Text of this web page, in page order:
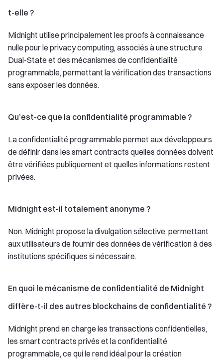
t-elle ?
Midnight utilise principalement les proofs à connaissance
nulle pour le privacy computing, associés à une structure
Dual-State et des mécanismes de confidentialité
programmable, permettant la vérification des transactions
sans exposer les données.
Qu’est-ce que la confidentialité programmable ?
La confidentialité programmable permet aux développeurs
de définir dans les smart contracts quelles données doivent
être vérifiées publiquement et quelles informations restent
privées.
Midnight est-il totalement anonyme ?
Non. Midnight propose la divulgation sélective, permettant
aux utilisateurs de fournir des données de vérification à des
institutions spécifiques si nécessaire.
En quoi le mécanisme de confidentialité de Midnight
diffère-t-il des autres blockchains de confidentialité ?
Midnight prend en charge les transactions confidentielles,
les smart contracts privés et la confidentialité
programmable, ce qui le rend idéal pour la création